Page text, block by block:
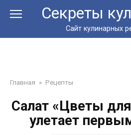
Секреты
Сайт кулинарных
Главная » Рецепты
Салат «Цветы
улетает